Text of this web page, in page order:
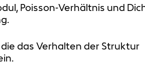
Poisson-Verhältnis und
das Verhalten der Struktur